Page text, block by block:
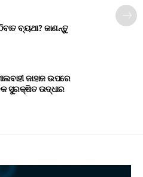
ବ୍ୟଥା? ଜାଣନ୍ତୁ
ଜାହାଜ ଉପରେ
ସୁରକ୍ଷିତ ଉଦ୍ଧାର